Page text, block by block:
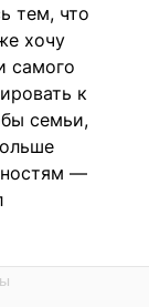
тем, что
хочу
самого
к
семьи,
—